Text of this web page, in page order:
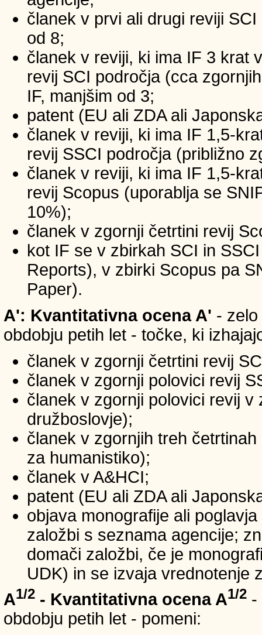
članek v prvi ali drugi reviji
od 8;
članek v reviji, ki ima IF 3 krat
revij SCI področja (cca
IF, manjšim od 3;
patent (EU ali ZDA ali
članek v reviji, ki ima IF 1,5-
revij SSCI področja (približno
članek v reviji, ki ima IF 1,5-
revij Scopus (uporablja se
10%);
članek v zgornji četrtini revij
kot IF se v zbirkah SCI in
Reports), v zbirki Scopus pa
Paper).
A': Kvantitativna ocena A' -
obdobju petih let - točke, ki
članek v zgornji četrtini revij
članek v zgornji polovici revij
članek v zgornji polovici revij
družboslovje);
članek v zgornjih treh
za humanistiko);
članek v A&HCI;
patent (EU ali ZDA ali
objava monografije ali
založbi s seznama agencije;
domači založbi, če je
UDK) in se izvaja vrednotenje
A1/2 - Kvantitativna ocena A1/2 -
obdobju petih let - pomeni: